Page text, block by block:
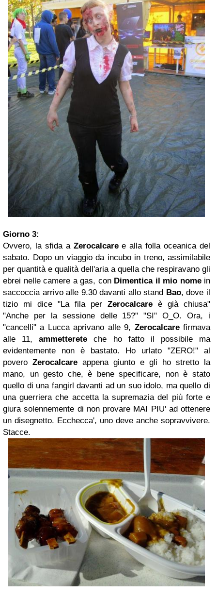
Giorno 3:
Ovvero, la sfida a Zerocalcaree alla folla oceanica del
sabato. Dopo un viaggio da incubo in treno, assimilabile
per quantità e qualità dell'aria a quella che respiravano gli
ebrei nelle camere a gas, con Dimentica il mio nomein
saccoccia arrivo alle 9.30 davanti allo stand Bao, dove il
tizio mi dice "La fila per Zerocalcare è già chiusa"
"Anche per la sessione delle 15?" "SI" O_O. Ora, i
"cancelli" a Lucca aprivano alle 9, Zerocalcarefirmava
alle 11,ammettereteche ho fatto il possibile ma
evidentemente non è bastato. Ho urlato "ZERO!" al
povero Zerocalcare appena giunto e gli ho stretto la
mano, un gesto che, è bene specificare, non è stato
quello di una fangirl davanti ad un suo idolo, ma quello di
una guerriera che accetta la supremazia del più forte e
giura solennemente di non provare MAI PIU' ad ottenere
un disegnetto. Ecchecca', uno deve anche sopravvivere.
Stacce.